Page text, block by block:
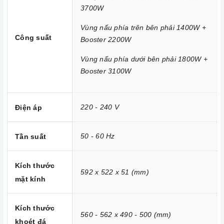
thiết bị đun nấu và hoạt động.
Chức năng Cảm biến chống tràn:
bị tràn ra mặt bếp, cảm ứng sẽ phát ra tiếng bíp và tự động
tắt để đảm bảo an toàn cho người dùng và giữ cho bếp sạch
sau đó khi nhấn lại, nó sẽ tiếp tục quá trình nấu.
nhiệt bếp sẽ tự ngắt để phòng tránh nguy cơ cháy nổ, hoả
hoạn.
Công suất
3700W
Vùng nấu phía trên bên phải 1400W +
Booster 2200W
Vùng nấu phía dưới bên phải 1800W +
Booster 3100W
Điện áp 220 - 240 V
Tần suất 50 - 60 Hz
Kích thước
mặt kính
592 x 522 x 51 (mm)
Kích thước
khoét đá
560 - 562 x 490 - 500 (mm)